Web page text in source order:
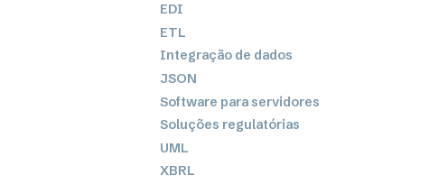
EDI
ETL
Integração de dados
JSON
Software para servidores
Soluções regulatórias
UML
XBRL